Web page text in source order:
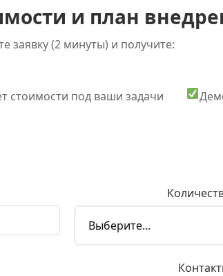
и план
заявку (2 минуты) и получите:
стоимости под ваши задачи